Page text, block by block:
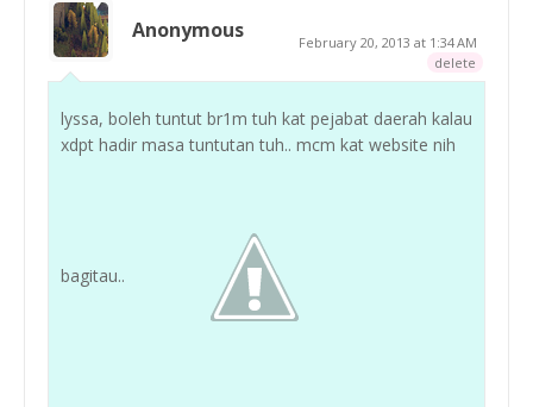
Anonymous
February 20, 2013 at 1:34 AM
delete
lyssa, boleh tuntut br1m tuh kat pejabat daerah kalau
xdpt hadir masa tuntutan tuh.. mcm kat website nih
bagitau..